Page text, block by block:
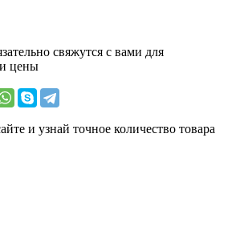
свяжутся с вами для
и цены
и узнай точное количество товара